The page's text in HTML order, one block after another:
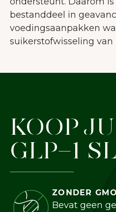
bestanddeel in
voedingsaanpakken
suikerstofwisseling van
KOOP
GLP-1
ZONDER GMO
Bevat geen
Meer over
Alles